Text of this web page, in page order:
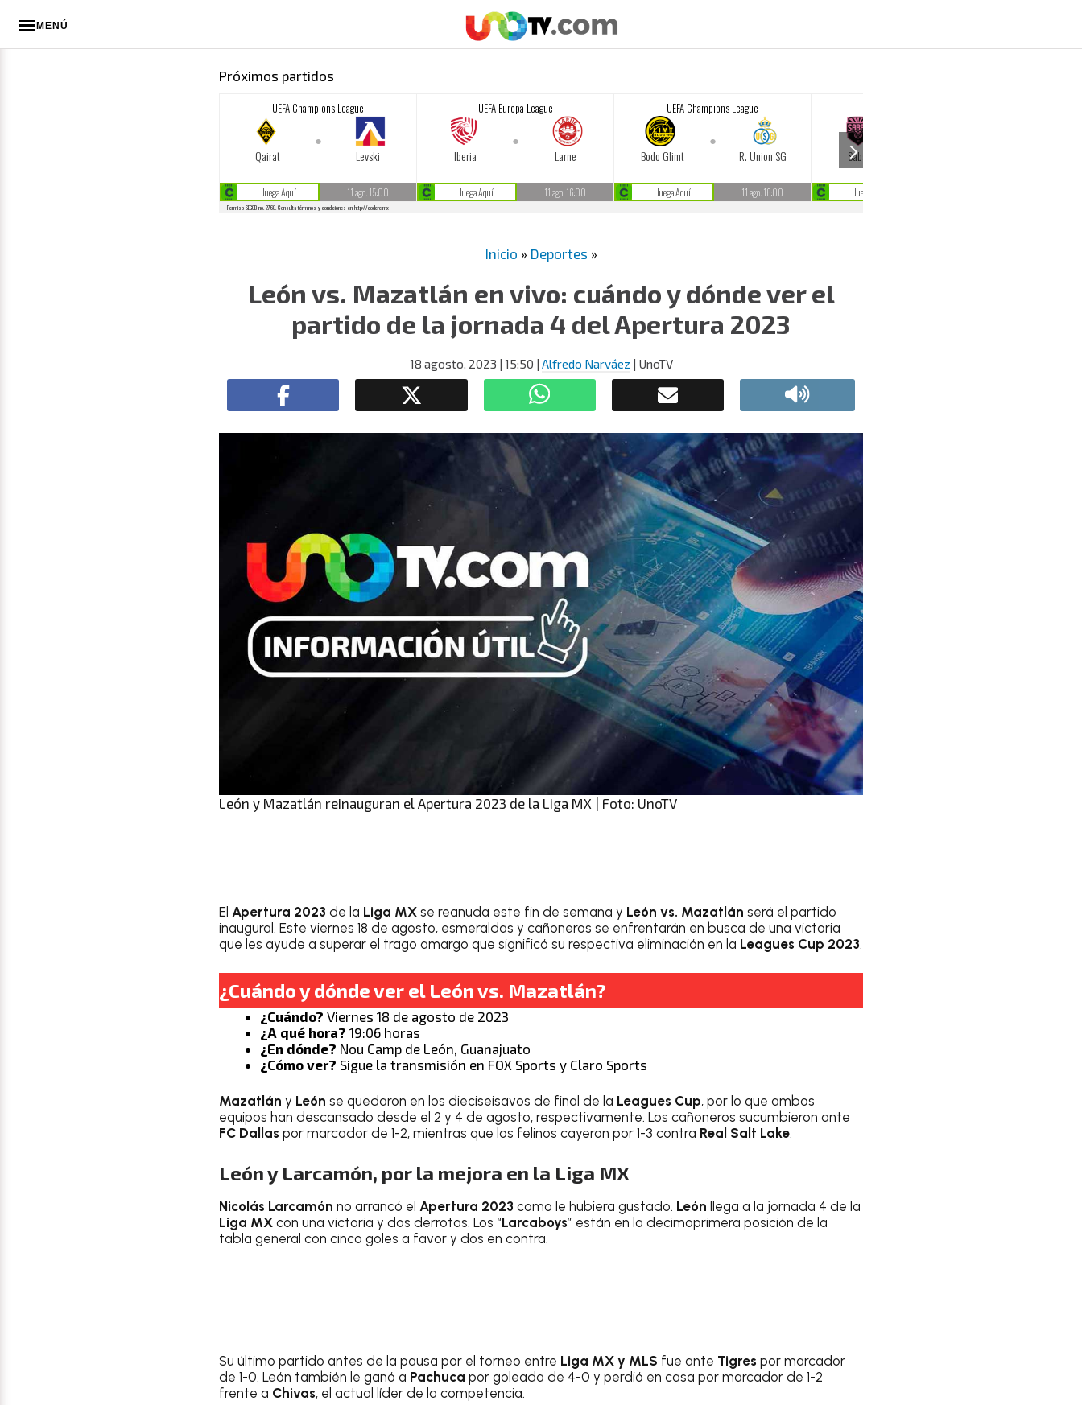
MENÚ
Próximos partidos
Inicio » Deportes »
León vs. Mazatlán en vivo: cuándo y dónde ver el
partido de la jornada 4 del Apertura 2023
18 agosto, 2023 | 15:50 | Alfredo Narváez | UnoTV
León y Mazatlán reinauguran el Apertura 2023 de la Liga MX | Foto: UnoTV
El Apertura 2023 de la Liga MX se reanuda este fin de semana y León vs. Mazatlán será el partido
inaugural. Este viernes 18 de agosto, esmeraldas y cañoneros se enfrentarán en busca de una victoria
que les ayude a superar el trago amargo que significó su respectiva eliminación en la Leagues Cup 2023.
¿Cuándo y dónde ver el León vs. Mazatlán?
¿Cuándo? Viernes 18 de agosto de 2023
¿A qué hora? 19:06 horas
¿En dónde? Nou Camp de León, Guanajuato
¿Cómo ver? Sigue la transmisión en FOX Sports y Claro Sports
Mazatlán y León se quedaron en los dieciseisavos de final de la Leagues Cup, por lo que ambos
equipos han descansado desde el 2 y 4 de agosto, respectivamente. Los cañoneros sucumbieron ante
FC Dallas por marcador de 1-2, mientras que los felinos cayeron por 1-3 contra Real Salt Lake.
León y Larcamón, por la mejora en la Liga MX
Nicolás Larcamón no arrancó el Apertura 2023 como le hubiera gustado. León llega a la jornada 4 de la
Liga MX con una victoria y dos derrotas. Los “Larcaboys” están en la decimoprimera posición de la
tabla general con cinco goles a favor y dos en contra.
Su último partido antes de la pausa por el torneo entre Liga MX y MLS fue ante Tigres por marcador
de 1-0. León también le ganó a Pachuca por goleada de 4-0 y perdió en casa por marcador de 1-2
frente a Chivas, el actual líder de la competencia.